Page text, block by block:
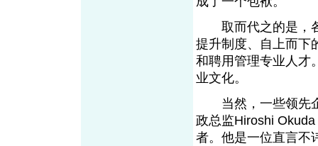
取而代之的是，各
提升制度、自上而下
和聘用管理专业人才
业文化。
当然，一些领先企
政总监Hiroshi
者。他是一位直言不